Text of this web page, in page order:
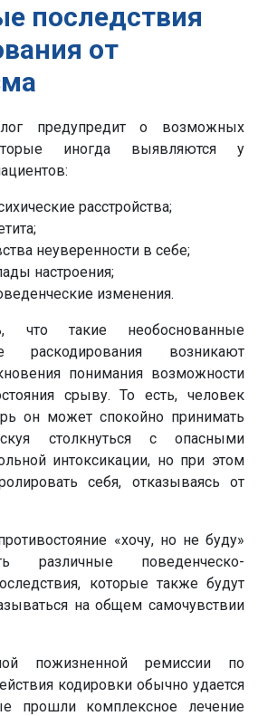
последствия
от
предупредит о возможных
иногда выявляются у
расстройства;
неуверенности в себе;
настроения;
изменения.
что такие необоснованные
раскодирования возникают
понимания возможности
срыву. То есть, человек
он может спокойно принимать
столкнуться с опасными
интоксикации, но при этом
себя, отказываясь от
«хочу, но не буду»
различные поведенческо-
которые также будут
на общем самочувствии
пожизненной ремиссии по
кодировки обычно удается
прошли комплексное лечение